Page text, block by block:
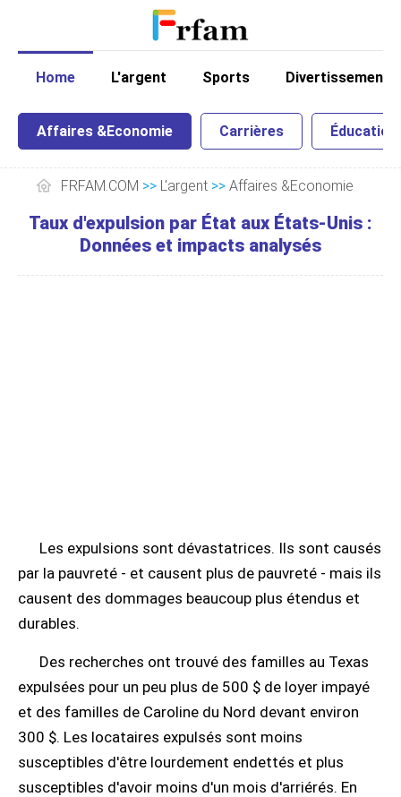
Home L'argent Sports Divertissement
Affaires &Economie Carrières Éducation
FRFAM.COM >> L'argent >> Affaires &Economie
Taux d'expulsion par État aux États-Unis :
Données et impacts analysés
Les expulsions sont dévastatrices. Ils sont causés
par la pauvreté - et causent plus de pauvreté - mais ils
causent des dommages beaucoup plus étendus et
durables.
Des recherches ont trouvé des familles au Texas
expulsées pour un peu plus de 500 $ de loyer impayé
et des familles de Caroline du Nord devant environ
300 $. Les locataires expulsés sont moins
susceptibles d'être lourdement endettés et plus
susceptibles d'avoir moins d'un mois d'arriérés. En